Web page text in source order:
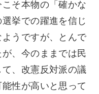
そ本物の「確かな
挙での躍進を信じ
うですが、とんで
、今のままでは民
、改憲反対派の議
性が高いと思って